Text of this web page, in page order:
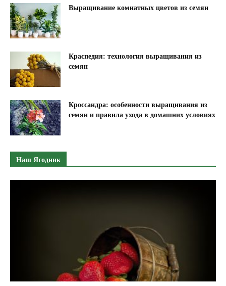
ы
х
п
е
л
е
й
"
Выращивание комнатных цветов из семян
Краспедия: технология выращивания из
семян
Кроссандра: особенности выращивания из
семян и правила ухода в домашних условиях
Наш Ягодник